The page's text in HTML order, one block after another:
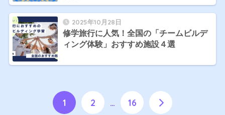
2025年10月28日
修学旅行に人気！全国の「チームビルデ
ィング体験」おすすめ施設４選
1 2 … 16